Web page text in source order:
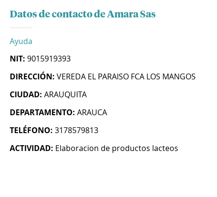
Datos de contacto de Amara Sas
Ayuda
NIT: 9015919393
DIRECCIÓN: VEREDA EL PARAISO FCA LOS MANGOS
CIUDAD: ARAUQUITA
DEPARTAMENTO: ARAUCA
TELÉFONO: 3178579813
ACTIVIDAD: Elaboracion de productos lacteos